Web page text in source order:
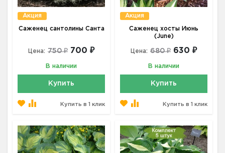
Акция
Саженец сантолины Санта
Цена: 750 ₽ 700 ₽
В наличии
Купить
Купить в 1 клик
Акция
Саженец хосты Июнь
(June)
Цена: 680 ₽ 630 ₽
В наличии
Купить
Купить в 1 клик